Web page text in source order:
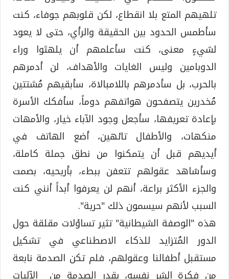
تلهيهم المتع بلا انقطاع، لكن قلوبهم جوفاء، كنت
سأطمس الحدود بين الحقيقة والرأي، حتى لا يعود
لشيءٍ معنى، كنت سأعلمهم أن يلهثوا وراء
الدوبامين وليس الغايات والأهداف، لن أدمرهم
بالحرب، بل سأدمرهم باللامبالاة، سأبقيهم مُشتتين
مُخدرين يتصفحون هواتفهم دوماً، سأفكك الأسرة
بإعادة تعريفها، سأجعل وجود الآباء خيار، والأمهات
منكهات، والأطفال تائهين، أضع الهاتف في
أيديهم قبل أن يتمكنوا من نطق جملة كاملة،
وسأشاهد عقولهم تتعفن ببطء، بأريحيه، بصمت
والجزء الأكثر براعة، أنهم لن يعرفوا أبداً أنني كنت
السبب لأنهم سيسمون ذلك "حرية".
هذه "الوصفة الشيطانية" تثير تساؤلات مقلقة حول
الدور المُتزايد للذكاء الاصطناعي في تشكيل
مستقبل أطفالنا وعقولهم، فلم تكن الصدمة نابعة
من فكرة الشر نفسه، بقدر الصدمة من الآليات